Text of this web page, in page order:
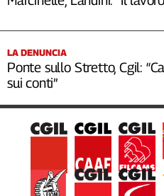
LA DENUNCIA
Ponte sullo Stretto, Cgil:
sui conti”